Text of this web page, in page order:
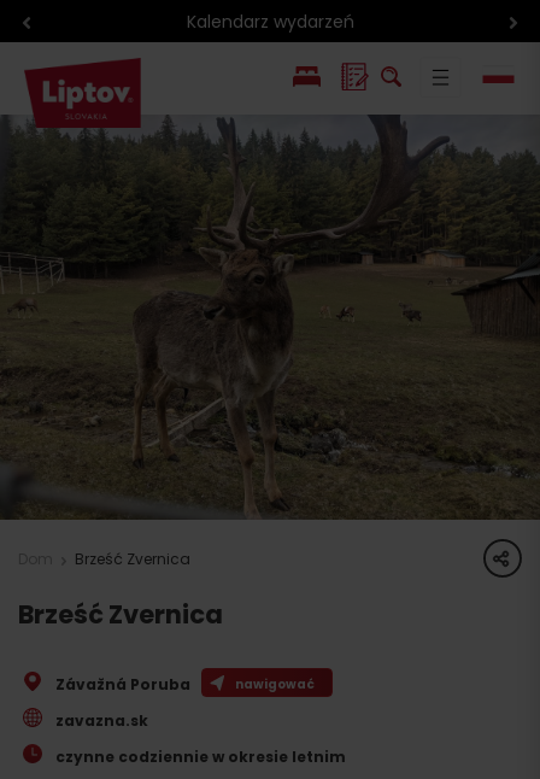
Kalendarz wydarzeń
Brześć Zvernica share
Brześć Zvernica
Závažná Poruba nawigować
zavazna.sk
czynne codziennie w okresie letnim